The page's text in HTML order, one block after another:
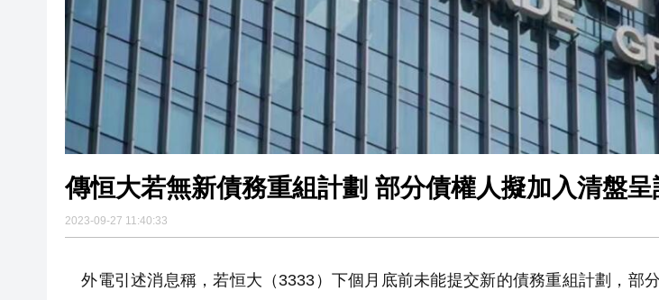
傳恒大若無新債務重組計劃 部分債權人擬加入清盤
2023-09-27 11:40:33
外電引述消息稱，若恒大（3333）下個月底前未能提交新的債務重組計劃，部